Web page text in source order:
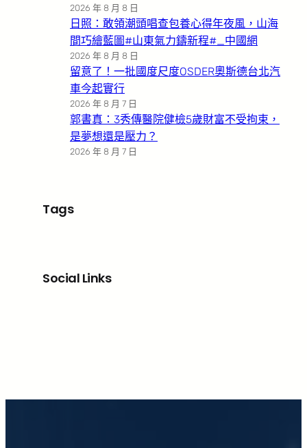
2026 年 8 月 8 日
日照：敢領潮頭唱查包養心得年夜風，山海
間巧繪藍圖#山東氣力鑄新程#_中國網
2026 年 8 月 8 日
留意了！一批國度尺度OSDER奧斯德台北汽
車今起實行
2026 年 8 月 7 日
郭書真：3秀傳醫院健檢5歲財富不受拘束，
是夢想還是壓力？
2026 年 8 月 7 日
Tags
Social Links